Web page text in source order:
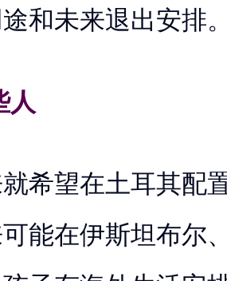
和未来退出安排
人
希望在土耳其配
能在伊斯坦布尔